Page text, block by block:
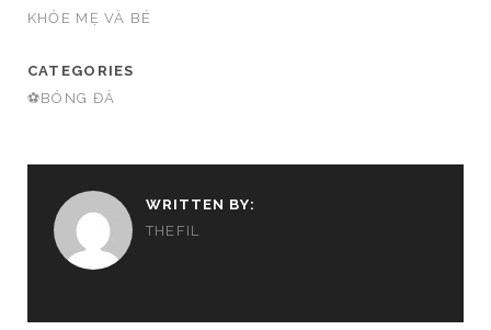
KHỎE MẸ VÀ BÉ
CATEGORIES
⚽BÓNG ĐÁ
WRITTEN BY:
THEFIL